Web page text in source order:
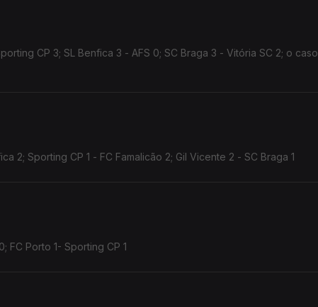
CP 3; SL Benfica 3 - AFS 0; SC Braga 3 - Vitória SC 2; o caso
2; Sporting CP 1 - FC Famalicão 2; Gil Vicente 2 - SC Braga 1
SL Benfica 2 - Alverca 1; SC Braga - 3 Rio Ave 0; FC Porto 1- Sporting CP 1